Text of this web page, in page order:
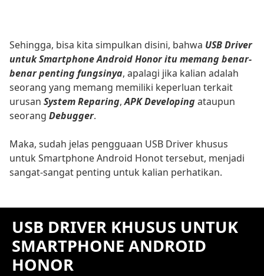
Sehingga, bisa kita simpulkan disini, bahwa USB Driver
untuk Smartphone Android Honor itu memang benar-
benar penting fungsinya, apalagi jika kalian adalah
seorang yang memang memiliki keperluan terkait
urusan System Reparing,APK Developingataupun
seorang Debugger.
Maka, sudah jelas pengguaan USB Driver khusus
untuk Smartphone Android Honot tersebut, menjadi
sangat-sangat penting untuk kalian perhatikan.
USB DRIVER KHUSUS UNTUK
SMARTPHONE ANDROID
HONOR